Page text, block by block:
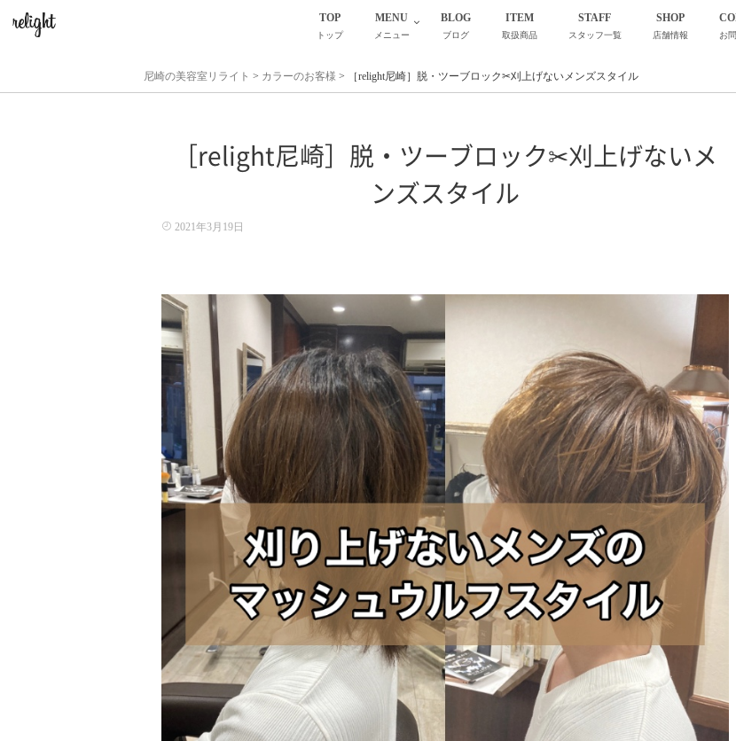
TOP
トップ
MENU
メニュー
BLOG
ブログ
ITEM
取扱商品
STAFF
スタッフ一覧
SHOP
店舗情報 お
尼崎の美容室リライト > カラーのお客様 > ［relight尼崎］脱・ツーブロック✂刈上げないメンズスタイル
［relight尼崎］脱・ツーブロック✂刈上げないメ
ンズスタイル
2021年3月19日